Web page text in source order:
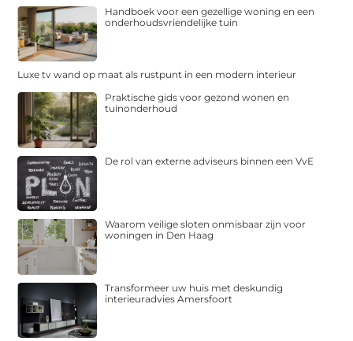
Handboek voor een gezellige woning en een
onderhoudsvriendelijke tuin
Luxe tv wand op maat als rustpunt in een modern interieur
Praktische gids voor gezond wonen en
tuinonderhoud
De rol van externe adviseurs binnen een VvE
Waarom veilige sloten onmisbaar zijn voor
woningen in Den Haag
Transformeer uw huis met deskundig
interieuradvies Amersfoort